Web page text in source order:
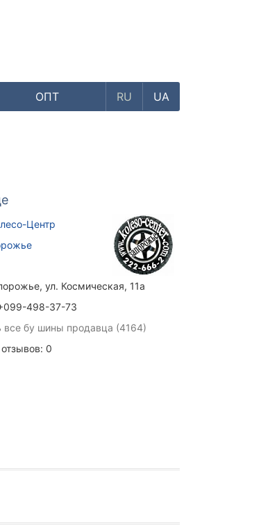
ОПТ RU UA
Центр
ул. Космическая, 11а
498-37-73
все бу шины продавца (4164)
0